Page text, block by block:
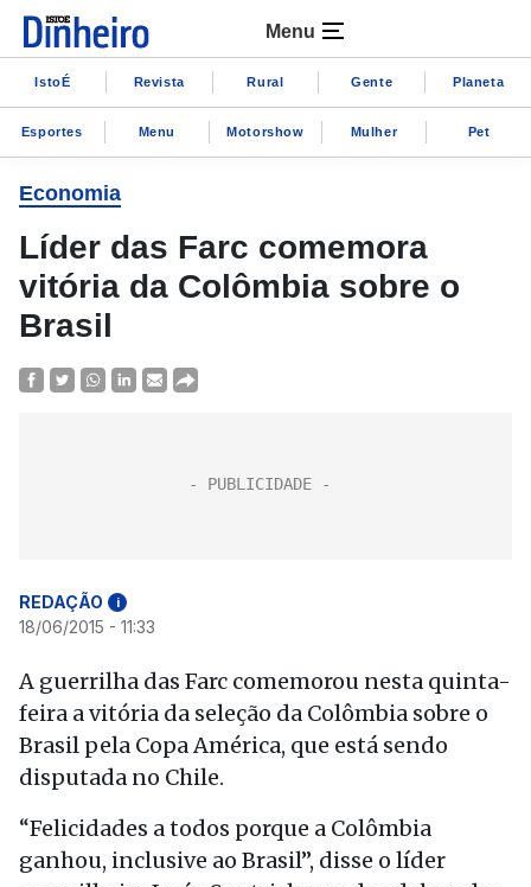
Menu
IstoÉ Revista Rural Gente Planeta
Esportes Menu Motorshow Mulher Pet
Economia
Líder das Farc comemora
vitória da Colômbia sobre o
Brasil
REDAÇÃO i
18/06/2015 - 11:33
A guerrilha das Farc comemorou nesta quinta-
feira a vitória da seleção da Colômbia sobre o
Brasil pela Copa América, que está sendo
disputada no Chile.
“Felicidades a todos porque a Colômbia
ganhou, inclusive ao Brasil”, disse o líder